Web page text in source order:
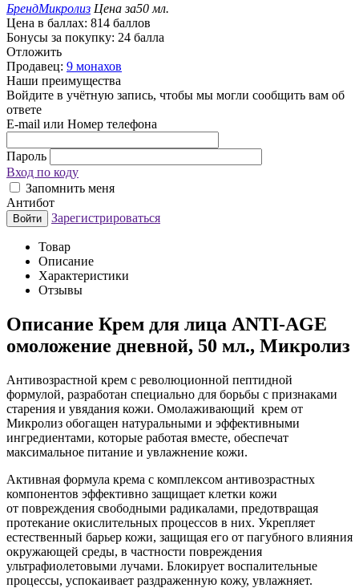
БрендМикролиз Цена за50 мл.
Цена в баллах: 814 баллов
Бонусы за покупку: 24 балла
Отложить
Продавец: 9 монахов
Наши преимущества
Войдите в учётную запись, чтобы мы могли сообщить вам об
ответе
E-mail или Номер телефона
Пароль
Вход по коду
Запомнить меня
Антибот
Войти Зарегистрироваться
Товар
Описание
Характеристики
Отзывы
Описание Крем для лица ANTI-AGE
омоложение дневной, 50 мл., Микролиз
Антивозрастной крем с революционной пептидной
формулой, разработан специально для борьбы с признаками
старения и увядания кожи. Омолаживающий крем от
Микролиз обогащен натуральными и эффективными
ингредиентами, которые работая вместе, обеспечат
максимальное питание и увлажнение кожи.
Активная формула крема с комплексом антивозрастных
компонентов эффективно защищает клетки кожи
от повреждения свободными радикалами, предотвращая
протекание окислительных процессов в них. Укрепляет
естественный барьер кожи, защищая его от пагубного влияния
окружающей среды, в частности повреждения
ультрафиолетовыми лучами. Блокирует воспалительные
процессы, успокаивает раздраженную кожу, увлажняет.